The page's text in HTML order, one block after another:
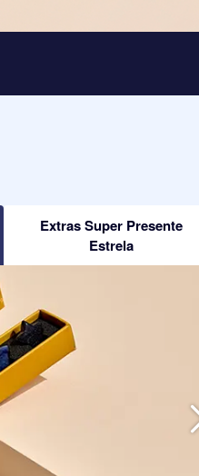
Extras Super Presente
Estrela